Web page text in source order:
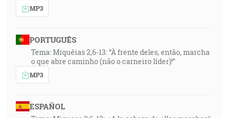
MP3
PORTUGUÊS
Tema: Miquéias 2,6-13: “À frente deles, então, marcha
o que abre caminho (não o carneiro líder)!”
MP3
ESPAÑOL